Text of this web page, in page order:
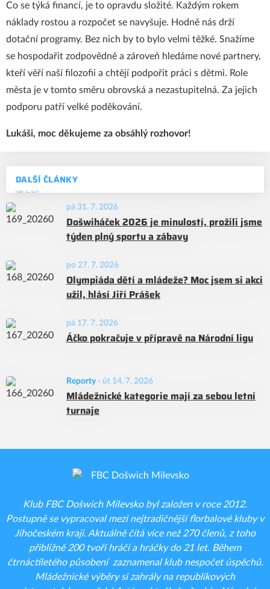
DALŠÍ ČLÁNKY
pá 31. 7. 2026
Došwiháček 2026 je minulostí, prožili jsme
týden plný sportu a zábavy
po 27. 7. 2026
Olympiáda dětí a mládeže? Moc jsem si akci
užil, hlásí Jiří Prášek
pá 17. 7. 2026
Áčko pokračuje v přípravě na Národní ligu
Reporty - út 14. 7. 2026
Mládežnické kategorie mají za sebou letní
turnaje
Co se týká financí, je to opravdu složité. Každým rokem
náklady rostou a rozpočet se navyšuje. Hodně nás drží
dotační programy. Bez nich by to bylo velmi těžké. Snažíme
se hospodařit zodpovědně a zároveň hledáme nové partnery,
kteří věří naší filozofii a chtějí podpořit práci s dětmi. Role
města je v tomto směru obrovská a nezastupitelná. Za jejich
podporu patří velké poděkování.
Lukáši, moc děkujeme za obsáhlý rozhovor!
Klub FBC Došwich Milevsko byl založen v roce 2012.
Postupně se vypracoval mezi nejtradičnější florbalové kluby v
Jihočeském kraji. Aktuálně čítá více než 270 členů, z toho
přibližně 200 tvoří hráči a hráčky do 21 let. Během
čtrnáctiletého působení zaznamenal klub nespočet úspěchů.
Mládežnické výběry si zahrály na republikových